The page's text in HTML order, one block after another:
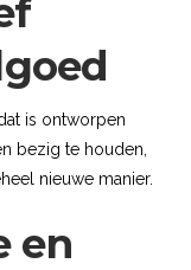
is ontworpen
bezig te houden,
nieuwe manier.
en